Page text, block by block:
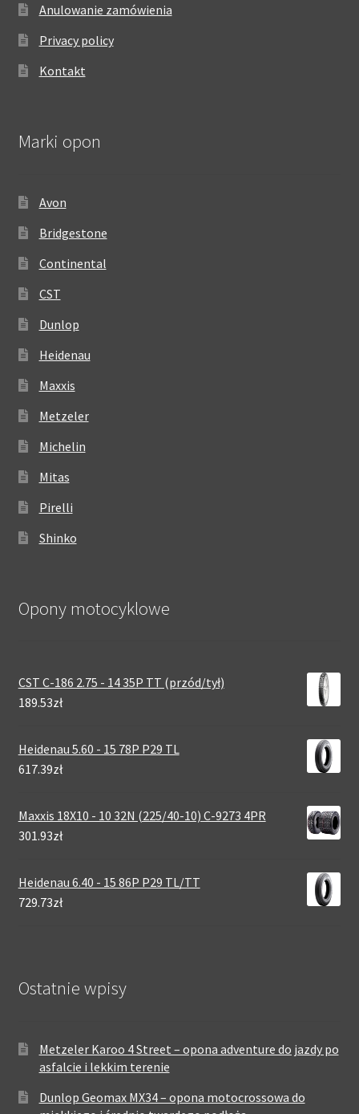
Anulowanie zamówienia
Privacy policy
Kontakt
Marki opon
Avon
Bridgestone
Continental
CST
Dunlop
Heidenau
Maxxis
Metzeler
Michelin
Mitas
Pirelli
Shinko
Opony motocyklowe
CST C-186 2.75 - 14 35P TT (przód/tył)
189.53zł
Heidenau 5.60 - 15 78P P29 TL
617.39zł
Maxxis 18X10 - 10 32N (225/40-10) C-9273 4PR
301.93zł
Heidenau 6.40 - 15 86P P29 TL/TT
729.73zł
Ostatnie wpisy
Metzeler Karoo 4 Street – opona adventure do jazdy po
asfalcie i lekkim terenie
Dunlop Geomax MX34 – opona motocrossowa do